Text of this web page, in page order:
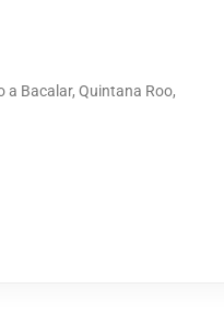
a Bacalar, Quintana Roo,